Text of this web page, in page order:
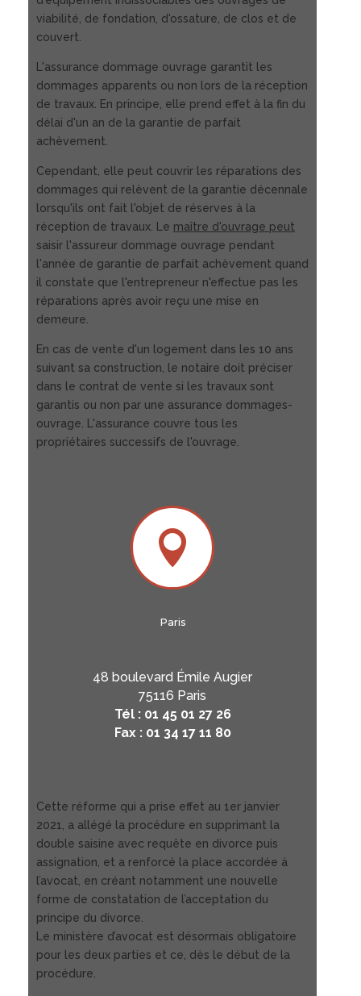
viabilité, de fondation, d'ossature, de clos et de
couvert.
L'assurance dommage ouvrage garantit les
dommages apparents ou non lors de la réception
de travaux. En principe, elle prend effet à la fin du
délai d'un an de la garantie de parfait
achèvement.
Cependant, elle peut couvrir les réparations des
dommages qui relèvent de la garantie décennale
lorsqu'ils ont fait l'objet de réserves à la
réception de travaux. Le maître d'ouvrage peut
saisir l'assureur dommage ouvrage pendant
l'année de garantie de parfait achèvement quand
il constate que l'entrepreneur n'effectue pas les
réparations après avoir reçu une mise en
demeure.
En cas de vente d'un logement dans les 10 ans
suivant sa construction, le notaire doit préciser
dans le contrat de vente si les travaux sont
garantis ou non par une assurance dommages-
ouvrage. L'assurance couvre tous les
propriétaires successifs de l'ouvrage.

Paris
48 boulevard Émile Augier
75116 Paris
Tél : 01 45 01 27 26
Fax : 01 34 17 11 80
Cette réforme qui a prise effet au 1er janvier
2021, a allégé la procédure en supprimant la
double saisine avec requête en divorce puis
assignation, et a renforcé la place accordée à
l’avocat, en créant notamment une nouvelle
forme de constatation de l’acceptation du
principe du divorce.
Le ministère d’avocat est désormais obligatoire
pour les deux parties et ce, dès le début de la
procédure.